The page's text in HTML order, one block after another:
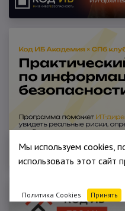
Мы используем cookies,
использовать этот сайт
Политика Cookies Принять